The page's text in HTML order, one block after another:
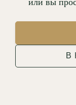
или вы
В